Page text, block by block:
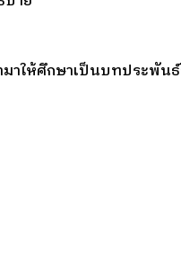
มาให้ศึกษาเป็นบทประพัน